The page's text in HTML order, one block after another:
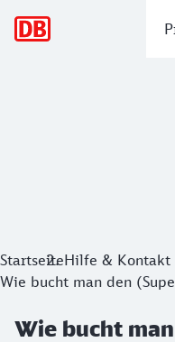
StartseiteHilfe & Kontakt
Wie bucht man den
Wie bucht